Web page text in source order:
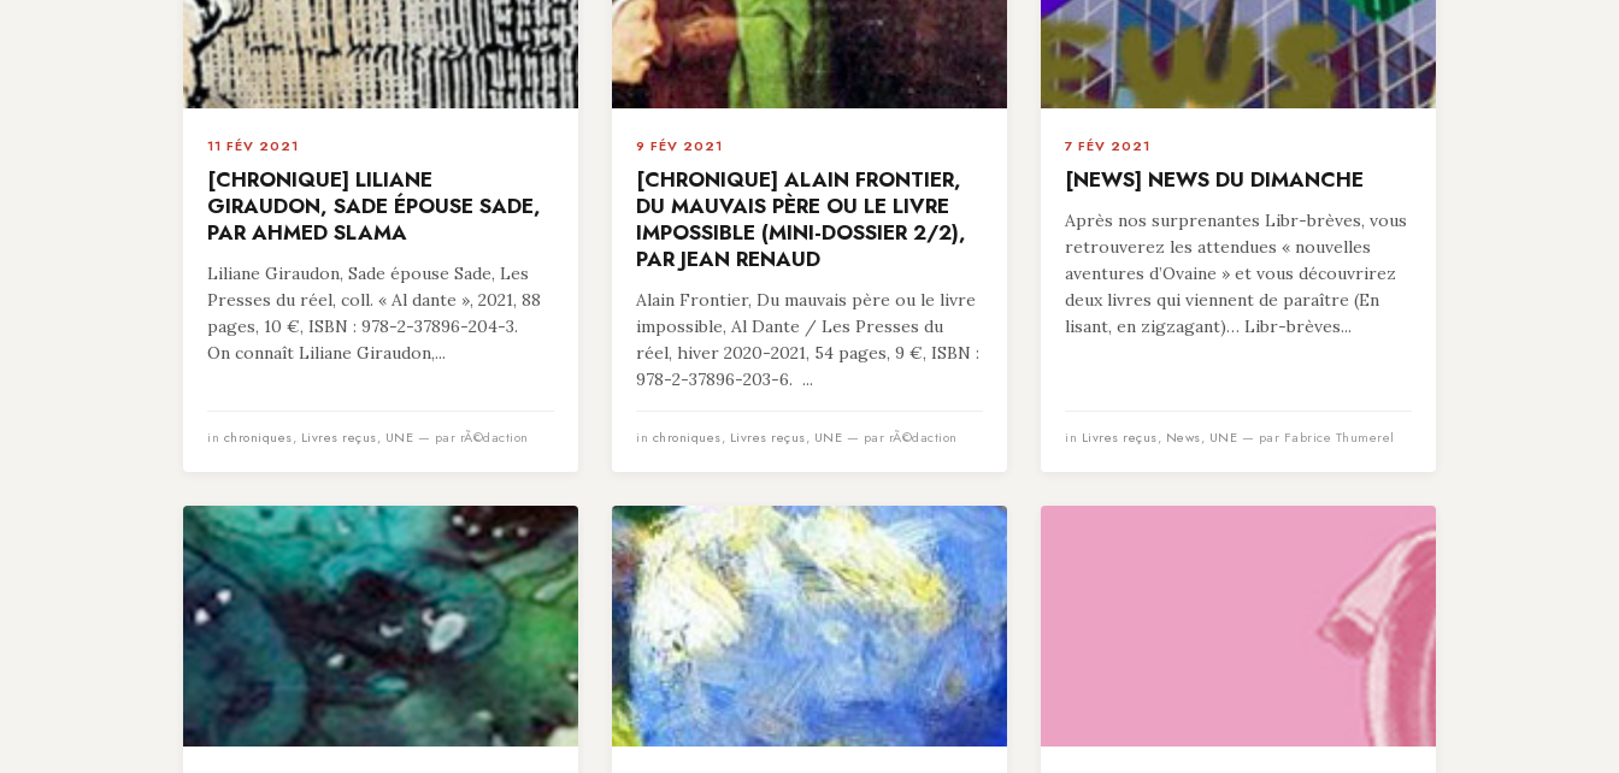
11 FÉV 2021
[CHRONIQUE] LILIANE
GIRAUDON, SADE ÉPOUSE SADE,
PAR AHMED SLAMA
Liliane Giraudon, Sade épouse Sade, Les
Presses du réel, coll. « Al dante », 2021, 88
pages, 10 €, ISBN : 978-2-37896-204-3.
On connaît Liliane Giraudon,...
in chroniques, Livres reçus, UNE — par rÃ©daction
9 FÉV 2021
[CHRONIQUE] ALAIN FRONTIER,
DU MAUVAIS PÈRE OU LE LIVRE
IMPOSSIBLE (MINI-DOSSIER 2/2),
PAR JEAN RENAUD
Alain Frontier, Du mauvais père ou le livre
impossible, Al Dante / Les Presses du
réel, hiver 2020-2021, 54 pages, 9 €, ISBN :
978-2-37896-203-6. ...
in chroniques, Livres reçus, UNE — par rÃ©daction
7 FÉV 2021
[NEWS] NEWS DU DIMANCHE
Après nos surprenantes Libr-brèves, vous
retrouverez les attendues « nouvelles
aventures d’Ovaine » et vous découvrirez
deux livres qui viennent de paraître (En
lisant, en zigzagant)… Libr-brèves...
in Livres reçus, News, UNE — par Fabrice Thumerel